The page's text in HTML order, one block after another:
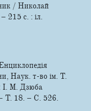
/ Николай
215 с. : іл.
Наук. т-во ім. Т.
І. М. Дзюба
Т. 18. – С. 526.